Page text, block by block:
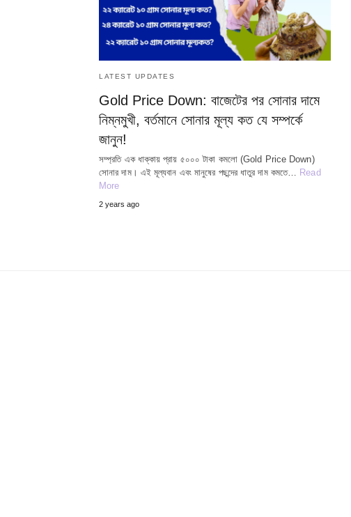
LATEST UPDATES
Gold Price Down: বাজেটের পর সোনার দামে
নিম্নমুখী, বর্তমানে সোনার মূল্য কত যে সম্পর্কে
জানুন!
সম্প্রতি এক ধাক্কায় প্রায় ৫০০০ টাকা কমলো (Gold Price Down)
সোনার দাম। এই মূল্যবান এবং মানুষের পছন্দের ধাতুর দাম কমতে… Read
More
2 years ago